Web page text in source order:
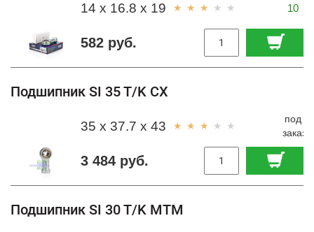
10
582 руб.
14 x 16.8 x 19
Подшипник SI 35 T/K CX
под
заказ
3 484 руб.
35 x 37.7 x 43
Подшипник SI 30 T/K MTM